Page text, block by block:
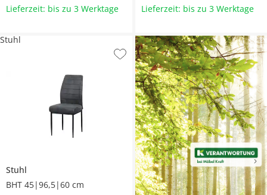
Lieferzeit: bis zu 3 Werktage Lieferzeit: bis zu 3 Werktage
Stuhl
BHT 45|96,5|60 cm
Stuhl